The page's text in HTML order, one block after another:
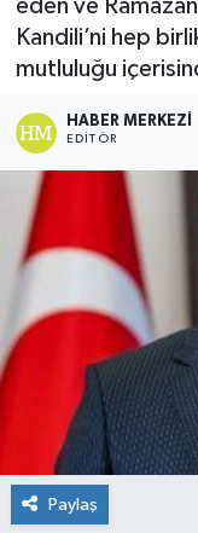
eden ve
Kandili’ni hep
mutluluğu
HABER MERKEZI
EDITÖR
Paylaş
Haber Arşivi